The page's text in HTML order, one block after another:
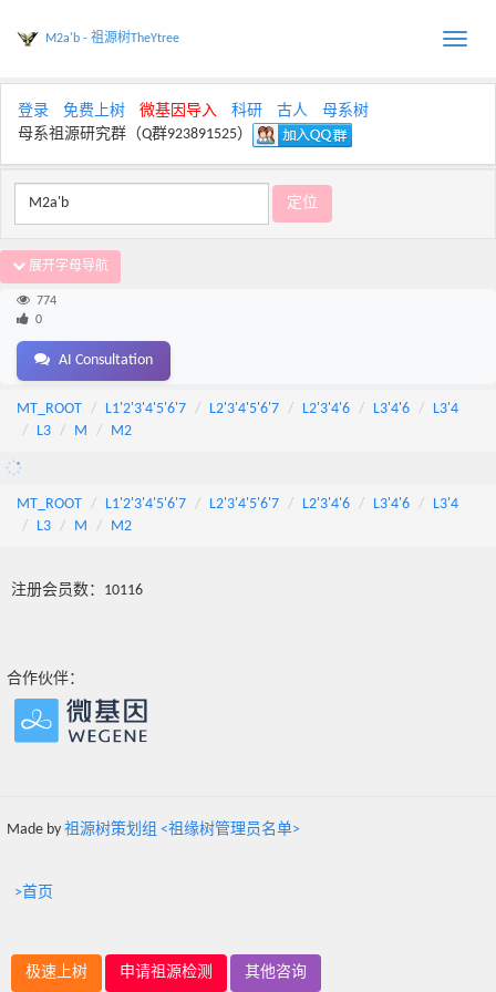
Toggle
M2a'b - 祖源树TheYtree
登录 免费上树 微基因导入 科研 古人
母系树
母系祖源研究群（Q群923891525）
展开字母导航
774
0
AI Consultation
MT_ROOT L1'2'3'4'5'6'7 L2'3'4'5'6'7 L2'3'4'6 L3'4'6
L3'4
L3
M M2
MT_ROOT L1'2'3'4'5'6'7 L2'3'4'5'6'7 L2'3'4'6 L3'4'6
L3'4
L3
M M2
注册会员数：10116
合作伙伴：
Made by 祖源树策划组 <祖缘树管理员名单>
>首页
极速上树 申请祖源检测 其他咨询